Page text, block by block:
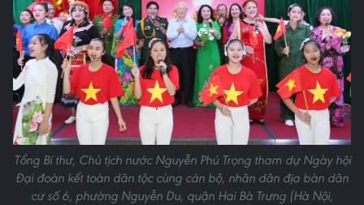
Tổng Bí thư, Chủ tịch nước Nguyễn Phú Trọng tham dự Ngày hội
Đại đoàn kết toàn dân tộc cùng cán bộ, nhân dân địa bàn dân
cư số 6, phường Nguyễn Du, quận Hai Bà Trưng (Hà Nội,